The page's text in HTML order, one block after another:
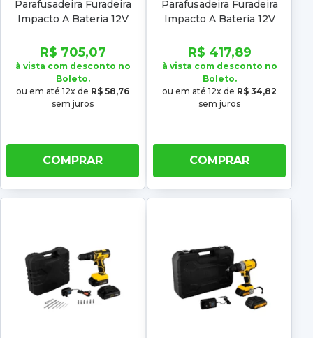
Parafusadeira Furadeira
Impacto A Bateria 12V
Vonder
R$ 705,07
à vista com desconto no
Boleto.
ou em até 12x de R$ 58,76
sem juros
COMPRAR
Parafusadeira Furadeira
Impacto A Bateria 12V
R$ 417,89
à vista com desconto no
Boleto.
ou em até 12x de R$ 34,82
sem juros
COMPRAR